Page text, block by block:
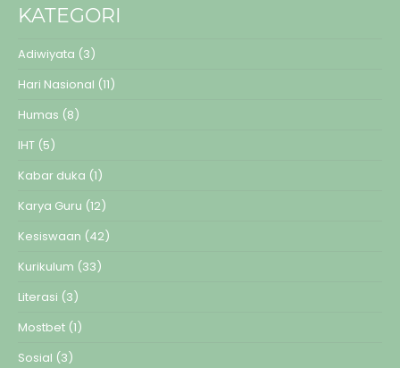
KATEGORI
Adiwiyata (3)
Hari Nasional (11)
Humas (8)
IHT (5)
Kabar duka (1)
Karya Guru (12)
Kesiswaan (42)
Kurikulum (33)
Literasi (3)
Mostbet (1)
Sosial (3)